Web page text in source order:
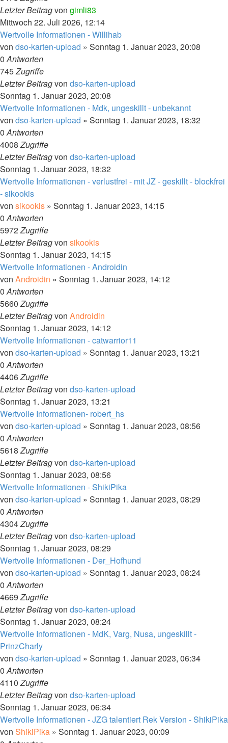
Letzter Beitragvon gimli83
Mittwoch 22. Juli 2026, 12:14
Wertvolle Informationen - Willihab
von dso-karten-upload » Sonntag 1. Januar 2023, 20:08
0Antworten
745Zugriffe
Letzter Beitragvon dso-karten-upload
Sonntag 1. Januar 2023, 20:08
Wertvolle Informationen - Mdk, ungeskillt - unbekannt
von dso-karten-upload » Sonntag 1. Januar 2023, 18:32
0Antworten
4008Zugriffe
Letzter Beitragvon dso-karten-upload
Sonntag 1. Januar 2023, 18:32
Wertvolle Informationen - verlustfrei - mit JZ - geskillt - blockfrei
- sikookis
von sikookis » Sonntag 1. Januar 2023, 14:15
0Antworten
5972Zugriffe
Letzter Beitragvon sikookis
Sonntag 1. Januar 2023, 14:15
Wertvolle Informationen - Androidin
von Androidin » Sonntag 1. Januar 2023, 14:12
0Antworten
5660Zugriffe
Letzter Beitragvon Androidin
Sonntag 1. Januar 2023, 14:12
Wertvolle Informationen - catwarrior11
von dso-karten-upload » Sonntag 1. Januar 2023, 13:21
0Antworten
4406Zugriffe
Letzter Beitragvon dso-karten-upload
Sonntag 1. Januar 2023, 13:21
Wertvolle Informationen- robert_hs
von dso-karten-upload » Sonntag 1. Januar 2023, 08:56
0Antworten
5618Zugriffe
Letzter Beitragvon dso-karten-upload
Sonntag 1. Januar 2023, 08:56
Wertvolle Informationen - ShikiPika
von dso-karten-upload » Sonntag 1. Januar 2023, 08:29
0Antworten
4304Zugriffe
Letzter Beitragvon dso-karten-upload
Sonntag 1. Januar 2023, 08:29
Wertvolle Informationen - Der_Hofhund
von dso-karten-upload » Sonntag 1. Januar 2023, 08:24
0Antworten
4669Zugriffe
Letzter Beitragvon dso-karten-upload
Sonntag 1. Januar 2023, 08:24
Wertvolle Informationen - MdK, Varg, Nusa, ungeskillt -
PrinzCharly
von dso-karten-upload » Sonntag 1. Januar 2023, 06:34
0Antworten
4110Zugriffe
Letzter Beitragvon dso-karten-upload
Sonntag 1. Januar 2023, 06:34
Wertvolle Informationen - JZG talentiert Rek Version - ShikiPika
von ShikiPika » Sonntag 1. Januar 2023, 00:09